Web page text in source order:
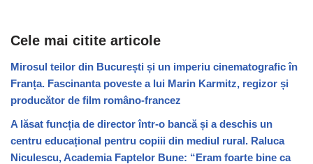
Cele mai citite articole
Mirosul teilor din București și un imperiu cinematografic în
Franța. Fascinanta poveste a lui Marin Karmitz, regizor și
producător de film româno-francez
A lăsat funcția de director într-o bancă și a deschis un
centru educațional pentru copiii din mediul rural. Raluca
Niculescu, Academia Faptelor Bune: “Eram foarte bine ca